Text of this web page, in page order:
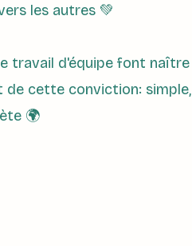
les autres 💚
travail d'équipe font naître
de cette conviction: simple,
🌍